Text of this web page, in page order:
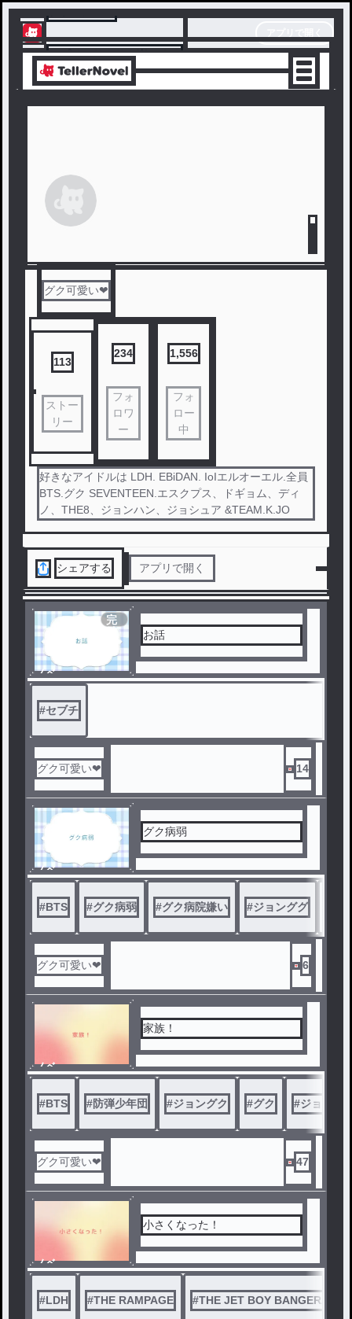
テラーノベル
アプリでサクサク楽しめる
グク可愛い❤
113
ストー
リー
234
フォ
ロワ
ー
1,556
フォ
ロー
中
好きなアイドルは LDH. EBiDAN. IoIエルオーエル.全員
BTS.グク SEVENTEEN.エスクプス、ドギョム、ディ
ノ、THE8、ジョンハン、ジョシュア &TEAM.K.JO
シェアする アプリで開く
ノベ
ル
完
結
お話
#セブチ
グク可愛い❤ 14
ノベ
ル
グク病弱
#BTS #グク病弱 #グク病院嫌い #ジョンググ
グク可愛い❤ 6
ノベ
ル
家族！
#BTS #防弾少年団 #ジョングク #グク #ジョング
グク可愛い❤ 47
ノベ
ル
小さくなった！
#LDH #THE RAMPAGE #THE JET BOY BANGERZ